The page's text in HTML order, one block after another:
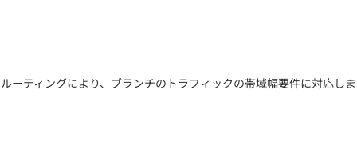
ティングにより、ブランチのトラフィックの帯域幅要件に対応しま